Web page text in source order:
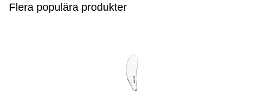
Flera populära produkter